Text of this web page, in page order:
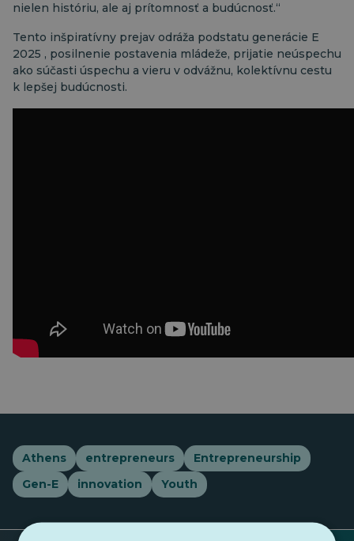
nielen históriu, ale aj prítomnosť a budúcnosť.“
Tento inšpiratívny prejav odráža podstatu generácie E
2025 , posilnenie postavenia mládeže, prijatie neúspechu
ako súčasti úspechu a vieru v odvážnu, kolektívnu cestu
k lepšej budúcnosti.
Athens entrepreneurs
Entrepreneurship
Gen-E
innovation Youth